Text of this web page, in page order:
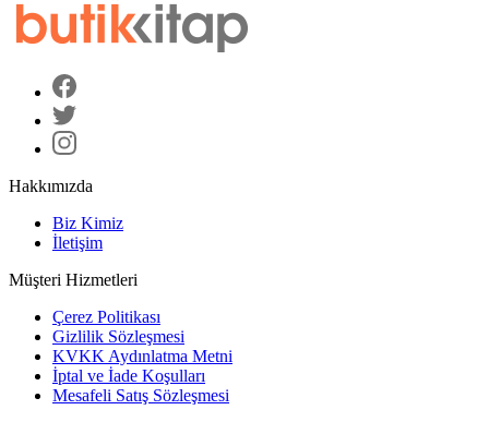
Hakkımızda
Biz Kimiz
İletişim
Müşteri Hizmetleri
Çerez Politikası
Gizlilik Sözleşmesi
KVKK Aydınlatma Metni
İptal ve İade Koşulları
Mesafeli Satış Sözleşmesi